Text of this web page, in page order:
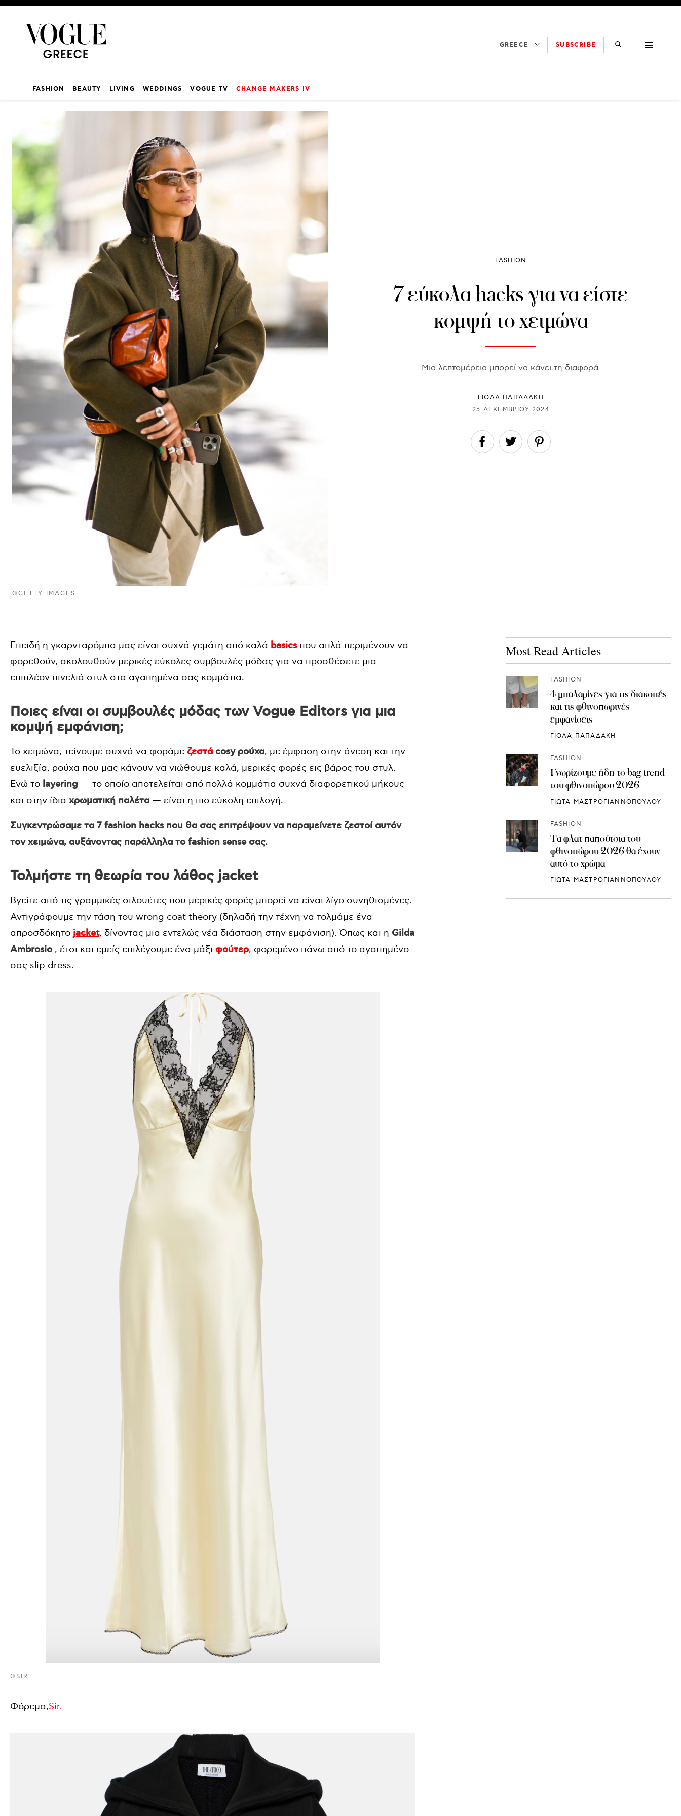
GREECE SUBSCRIBE
FASHION BEAUTY LIVING WEDDINGS VOGUE TV CHANGE MAKERS IV
©GETTY IMAGES
FASHION
7 εύκολα hacks για να είστε
κομψή το χειμώνα
Μια λεπτομέρεια μπορεί να κάνει τη διαφορά.
ΓΙΌΛΑ ΠΑΠΑΔΆΚΗ
25 ΔΕΚΕΜΒΡΊΟΥ 2024
Επειδή η γκαρνταρόμπα μας είναι συχνά γεμάτη από καλά basicsπου απλά περιμένουν να
φορεθούν, ακολουθούν μερικές εύκολες συμβουλές μόδας για να προσθέσετε μια
επιπλέον πινελιά στυλ στα αγαπημένα σας κομμάτια.
Ποιες είναι οι συμβουλές μόδας των Vogue Editors για μια
κομψή εμφάνιση;
Το χειμώνα, τείνουμε συχνά να φοράμε ζεστά cosy ρούχα, με έμφαση στην άνεση και την
ευελιξία, ρούχα που μας κάνουν να νιώθουμε καλά, μερικές φορές εις βάρος του στυλ.
Ενώ το layering — το οποίο αποτελείται από πολλά κομμάτια συχνά διαφορετικού μήκους
και στην ίδια χρωματική παλέτα — είναι η πιο εύκολη επιλογή.
Συγκεντρώσαμε τα 7 fashion hacks που θα σας επιτρέψουν να παραμείνετε ζεστοί αυτόν
τον χειμώνα, αυξάνοντας παράλληλα το fashion sense σας.
Τολμήστε τη θεωρία του λάθος jacket
Βγείτε από τις γραμμικές σιλουέτες που μερικές φορές μπορεί να είναι λίγο συνηθισμένες.
Αντιγράφουμε την τάση του wrong coat theory (δηλαδή την τέχνη να τολμάμε ένα
απροσδόκητο jacket, δίνοντας μια εντελώς νέα διάσταση στην εμφάνιση). Όπως και η Gilda
Ambrosio, έτσι και εμείς επιλέγουμε ένα μάξι φούτερ, φορεμένο πάνω από το αγαπημένο
σας slip dress.
©SIR
Φόρεμα,Sir.
Most Read Articles
FASHION
4 μπαλαρίνες για τις διακοπές
και τις φθινοπωρινές
εμφανίσεις
ΓΙΟΛΑ ΠΑΠΑΔΑΚΗ
FASHION
Γνωρίζουμε ήδη το bag trend
του φθινοπώρου 2026
ΓΙΩΤΑ ΜΑΣΤΡΟΓΙΑΝΝΟΠΟΥΛΟΥ
FASHION
Τα φλατ παπούτσια του
φθινοπώρου 2026 θα έχουν
αυτό το χρώμα
ΓΙΩΤΑ ΜΑΣΤΡΟΓΙΑΝΝΟΠΟΥΛΟΥ